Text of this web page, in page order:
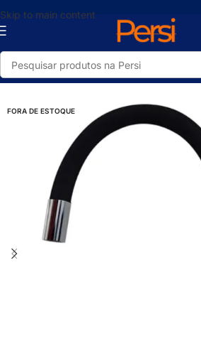
Skip to main content
Início/Loja/Banheiro e Cozinha/
FORA DE ESTOQUE